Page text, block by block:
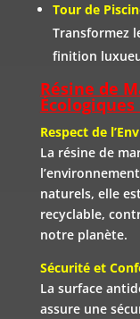
Tour de
Transformez
finition
Résine de
Respect de
La résine de
naturels, elle
recyclable,
notre planète.
Sécurité et
La surface
assure une